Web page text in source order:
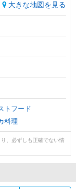
大きな地図を見る
トフード
料理
、必ずしも正確でない情